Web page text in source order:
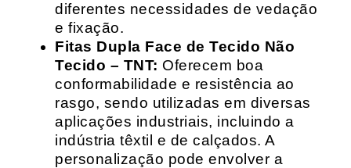
diferentes necessidades de vedação
e fixação.
Fitas Dupla Face de Tecido Não
Tecido – TNT: Oferecem boa
conformabilidade e resistência ao
rasgo, sendo utilizadas em diversas
aplicações industriais, incluindo a
indústria têxtil e de calçados. A
personalização pode envolver a